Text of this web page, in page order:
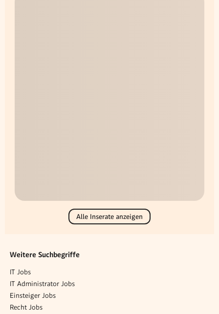
Alle Inserate anzeigen
Weitere Suchbegriffe
IT Jobs
IT Administrator Jobs
Einsteiger Jobs
Recht Jobs